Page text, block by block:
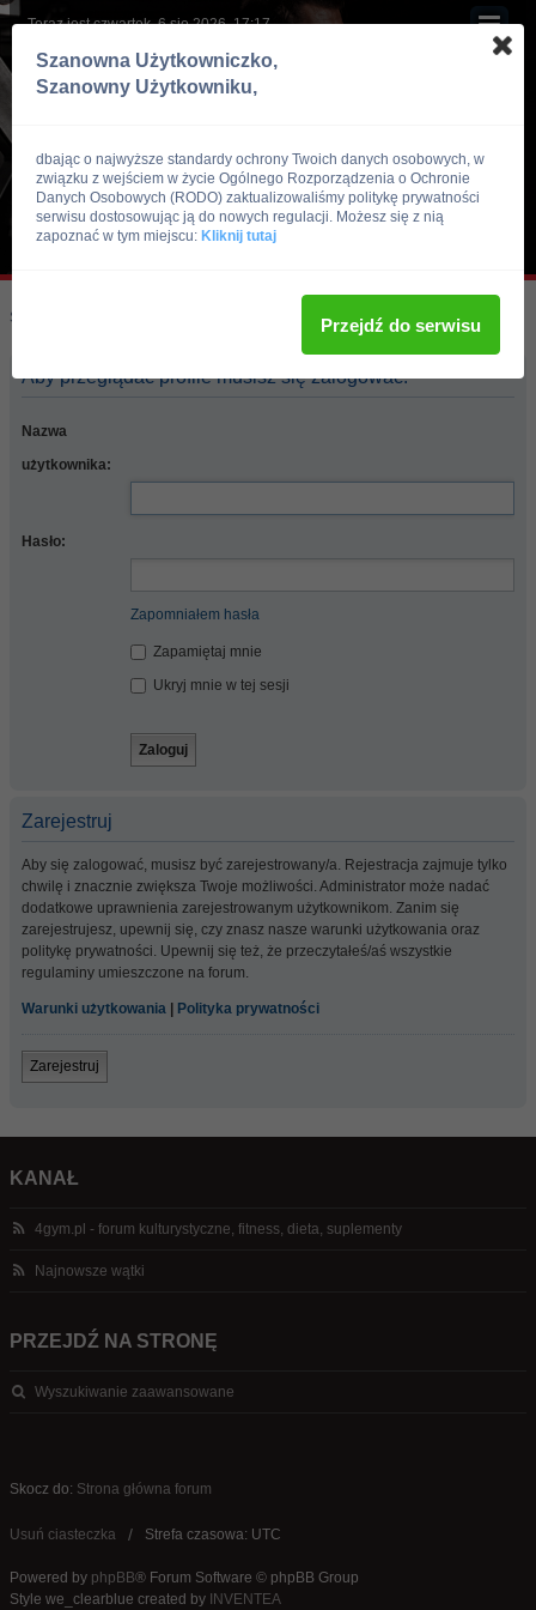
Teraz jest czwartek, 6 sie 2026, 17:17
Skocz do:
Aby przeglądać profile musisz się zalogować.
Nazwa
użytkownika:
Hasło:
Zapomniałem hasła
Zapamiętaj mnie
Ukryj mnie w tej sesji
Zarejestruj
Aby się zalogować, musisz być zarejestrowany/a. Rejestracja zajmuje tylko
chwilę i znacznie zwiększa Twoje możliwości. Administrator może nadać
dodatkowe uprawnienia zarejestrowanym użytkownikom. Zanim się
zarejestrujesz, upewnij się, czy znasz nasze warunki użytkowania oraz
politykę prywatności. Upewnij się też, że przeczytałeś/aś wszystkie
regulaminy umieszczone na forum.
Warunki użytkowania Polityka prywatności
Zarejestruj
KANAŁ
4gym.pl - forum kulturystyczne, fitness, dieta, suplementy
Najnowsze wątki
PRZEJDŹ NA STRONĘ
Wyszukiwanie zaawansowane
Skocz do: Strona główna forum
Usuń ciasteczka Strefa czasowa: UTC
Powered by phpBB® Forum Software © phpBB Group
Style we_clearblue created by INVENTEA
Szanowna Użytkowniczko,
Szanowny Użytkowniku,
dbając o najwyższe standardy ochrony Twoich danych osobowych, w
związku z wejściem w życie Ogólnego Rozporządzenia o Ochronie
Danych Osobowych (RODO) zaktualizowaliśmy politykę prywatności
serwisu dostosowując ją do nowych regulacji. Możesz się z nią
zapoznać w tym miejscu: Kliknij tutaj
Przejdź do serwisu